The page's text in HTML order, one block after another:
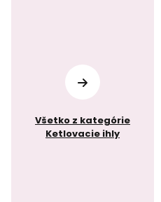
Všetko z kategórie
Ketlovacie ihly